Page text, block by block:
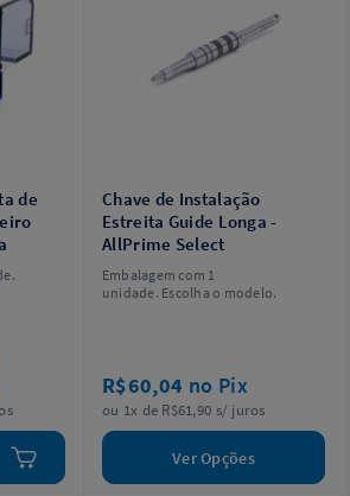
de
Chave de Instalação
Estreita Guide Longa -
AllPrime Select
Embalagem com 1
unidade. Escolha o modelo.
R$60,04 no Pix
ou 1x de R$61,90 s/ juros
Ver Opções